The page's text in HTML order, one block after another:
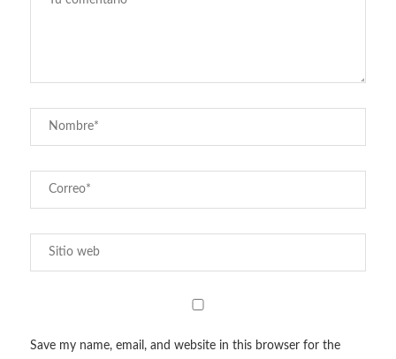
Save my name, email, and website in this browser for the